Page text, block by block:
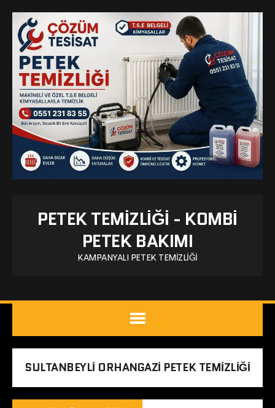
PETEK TEMIZLIĞI - KOMBI
PETEK BAKIMI
KAMPANYALI PETEK TEMIZLIĞI
SULTANBEYLI ORHANGAZI PETEK TEMIZLIĞI